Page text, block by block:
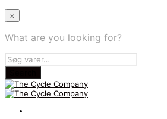
×
What are you looking for?